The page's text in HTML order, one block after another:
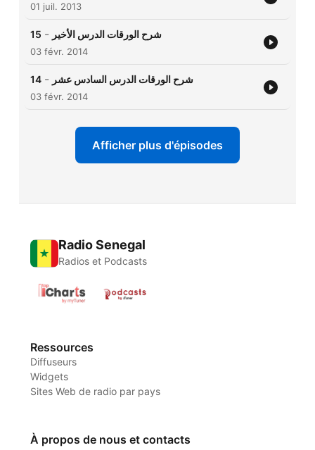
01 juil. 2013
15 - شرح الورقات الدرس الأخير
03 févr. 2014
14 - شرح الورقات الدرس السادس عشر
03 févr. 2014
Afficher plus d'épisodes
Radio Senegal
Radios et Podcasts
Ressources
Diffuseurs
Widgets
Sites Web de radio par pays
À propos de nous et contacts